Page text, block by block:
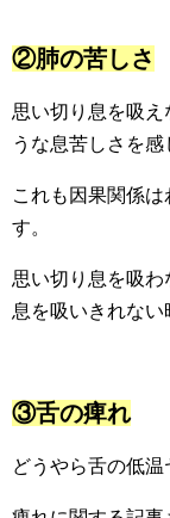
②肺の苦しさ
思い切り息を吸
うな息苦しさを感
これも因果関係
す。
思い切り息を吸
息を吸いきれない
③舌の痺れ
どうやら舌の低温